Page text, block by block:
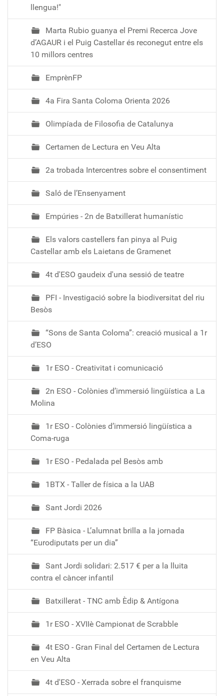
2
2
-
2
1
1
4
llengua!"
Marta Rubio guanya el Premi Recerca Jove
d’AGAUR i el Puig Castellar és reconegut entre els
10 millors centres
EmprènFP
4a Fira Santa Coloma Orienta 2026
Olimpíada de Filosofia de Catalunya
Certamen de Lectura en Veu Alta
2a trobada Intercentres sobre el consentiment
Saló de l’Ensenyament
Empúries - 2n de Batxillerat humanístic
Els valors castellers fan pinya al Puig
Castellar amb els Laietans de Gramenet
4t d'ESO gaudeix d'una sessió de teatre
PFI - Investigació sobre la biodiversitat del riu
Besòs
“Sons de Santa Coloma”: creació musical a 1r
d’ESO
1r ESO - Creativitat i comunicació
2n ESO - Colònies d’immersió lingüística a La
Molina
1r ESO - Colònies d’immersió lingüística a
Coma-ruga
1r ESO - Pedalada pel Besòs amb
1BTX - Taller de física a la UAB
Sant Jordi 2026
FP Bàsica - L’alumnat brilla a la jornada
“Eurodiputats per un dia”
Sant Jordi solidari: 2.517 € per a la lluita
contra el càncer infantil
Batxillerat - TNC amb Èdip & Antígona
1r ESO - XVIIè Campionat de Scrabble
4t ESO - Gran Final del Certamen de Lectura
en Veu Alta
4t d'ESO - Xerrada sobre el franquisme